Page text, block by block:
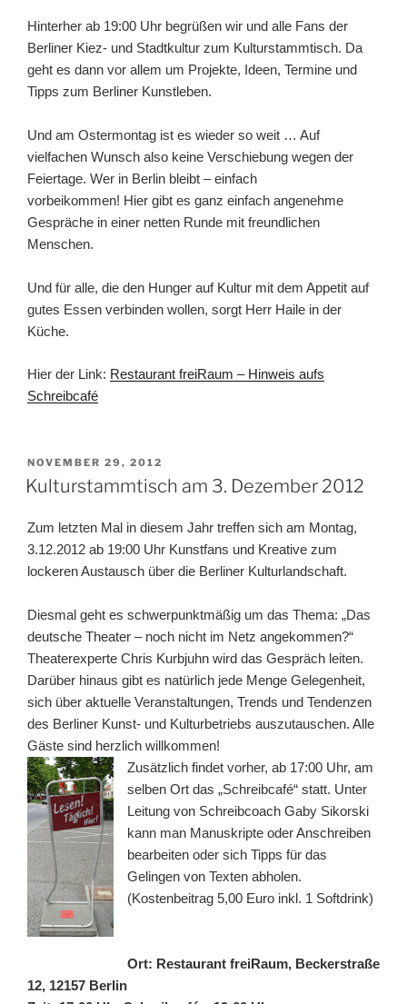
Hinterher ab 19:00 Uhr begrüßen wir und alle Fans der
Berliner Kiez- und Stadtkultur zum Kulturstammtisch. Da
geht es dann vor allem um Projekte, Ideen, Termine und
Tipps zum Berliner Kunstleben.
Und am Ostermontag ist es wieder so weit … Auf
vielfachen Wunsch also keine Verschiebung wegen der
Feiertage. Wer in Berlin bleibt – einfach
vorbeikommen! Hier gibt es ganz einfach angenehme
Gespräche in einer netten Runde mit freundlichen
Menschen.
Und für alle, die den Hunger auf Kultur mit dem Appetit auf
gutes Essen verbinden wollen, sorgt Herr Haile in der
Küche.
Hier der Link: Restaurant freiRaum – Hinweis aufs
Schreibcafé
VERÖFFENTLICHT
AM
NOVEMBER 29, 2012
Kulturstammtisch am 3. Dezember 2012
Zum letzten Mal in diesem Jahr treffen sich am Montag,
3.12.2012 ab 19:00 Uhr Kunstfans und Kreative zum
lockeren Austausch über die Berliner Kulturlandschaft.
Diesmal geht es schwerpunktmäßig um das Thema: „Das
deutsche Theater – noch nicht im Netz angekommen?“
Theaterexperte Chris Kurbjuhn wird das Gespräch leiten.
Darüber hinaus gibt es natürlich jede Menge Gelegenheit,
sich über aktuelle Veranstaltungen, Trends und Tendenzen
des Berliner Kunst- und Kulturbetriebs auszutauschen. Alle
Gäste sind herzlich willkommen!
Zusätzlich findet vorher, ab 17:00 Uhr, am
selben Ort das „Schreibcafé“ statt. Unter
Leitung von Schreibcoach Gaby Sikorski
kann man Manuskripte oder Anschreiben
bearbeiten oder sich Tipps für das
Gelingen von Texten abholen.
(Kostenbeitrag 5,00 Euro inkl. 1 Softdrink)
Ort: Restaurant freiRaum, Beckerstraße
12, 12157 Berlin